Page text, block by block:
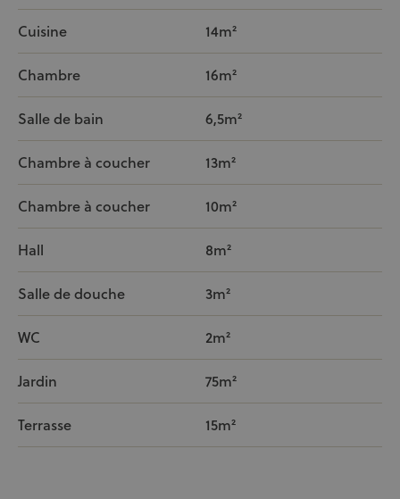
Cuisine 14m²
Chambre 16m²
Salle de bain 6,5m²
Chambre à coucher 13m²
Chambre à coucher 10m²
Hall 8m²
Salle de douche 3m²
WC 2m²
Jardin 75m²
Terrasse 15m²